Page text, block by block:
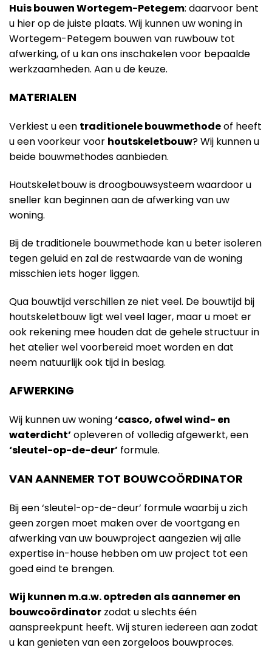
Huis bouwen Wortegem-Petegem: daarvoor bent
u hier op de juiste plaats. Wij kunnen uw woning in
Wortegem-Petegem bouwen van ruwbouw tot
afwerking, of u kan ons inschakelen voor bepaalde
werkzaamheden. Aan u de keuze.
MATERIALEN
Verkiest u een traditionele bouwmethodeof heeft
u een voorkeur voor houtskeletbouw? Wij kunnen u
beide bouwmethodes aanbieden.
Houtskeletbouw is droogbouwsysteem waardoor u
sneller kan beginnen aan de afwerking van uw
woning.
Bij de traditionele bouwmethode kan u beter isoleren
tegen geluid en zal de restwaarde van de woning
misschien iets hoger liggen.
Qua bouwtijd verschillen ze niet veel. De bouwtijd bij
houtskeletbouw ligt wel veel lager, maar u moet er
ook rekening mee houden dat de gehele structuur in
het atelier wel voorbereid moet worden en dat
neem natuurlijk ook tijd in beslag.
AFWERKING
Wij kunnen uw woning‘casco, ofwel wind- en
waterdicht’opleveren of volledig afgewerkt, een
‘sleutel-op-de-deur’ formule.
VAN AANNEMER TOT BOUWCOÖRDINATOR
Bij een ‘sleutel-op-de-deur’ formule waarbij u zich
geen zorgen moet maken over de voortgang en
afwerking van uw bouwproject aangezien wij alle
expertise in-house hebben om uw project tot een
goed eind te brengen.
Wij kunnen m.a.w. optreden als aannemer en
bouwcoördinator zodat u slechts één
aanspreekpunt heeft. Wij sturen iedereen aan zodat
u kan genieten van een zorgeloos bouwproces.